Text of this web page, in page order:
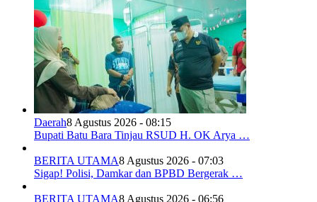
Daerah8 Agustus 2026 - 08:15
Bupati Batu Bara Tinjau RSUD H. OK Arya …
BERITA UTAMA8 Agustus 2026 - 07:03
Sigap! Polisi, Damkar dan BPBD Bergerak …
BERITA UTAMA8 Agustus 2026 - 06:56